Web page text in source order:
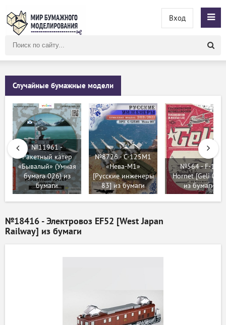
сайту
Вход
Случайные бумажные модели
№11961 -
Ракетный катер
«Бывалый» (Умная
бумага 026) из
бумаги
№8726 - С-125М1
«Нева-М1»
[Русские инженеры
83] из бумаги
№564 - F-18
Hornet [Geli 065]
из бумаги
№18416 - Электровоз EF52 [West Japan
Railway] из бумаги